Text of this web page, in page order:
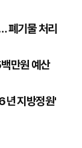
폐기물 처리
만원 예산
년 지방정원'